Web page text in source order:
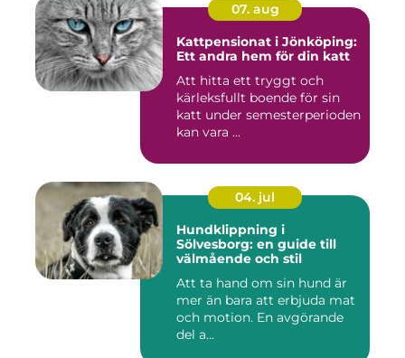
07. aug
Kattpensionat i Jönköping:
Ett andra hem för din katt
Att hitta ett tryggt och
kärleksfullt boende för sin
katt under semesterperioden
kan vara ...
04. jul
Hundklippning i
Sölvesborg: en guide till
välmående och stil
Att ta hand om sin hund är
mer än bara att erbjuda mat
och motion. En avgörande
del a...